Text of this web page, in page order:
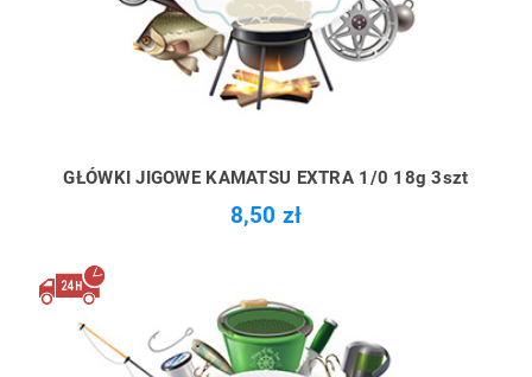
GŁÓWKI JIGOWE KAMATSU EXTRA 1/0 18g 3szt
8,50 zł